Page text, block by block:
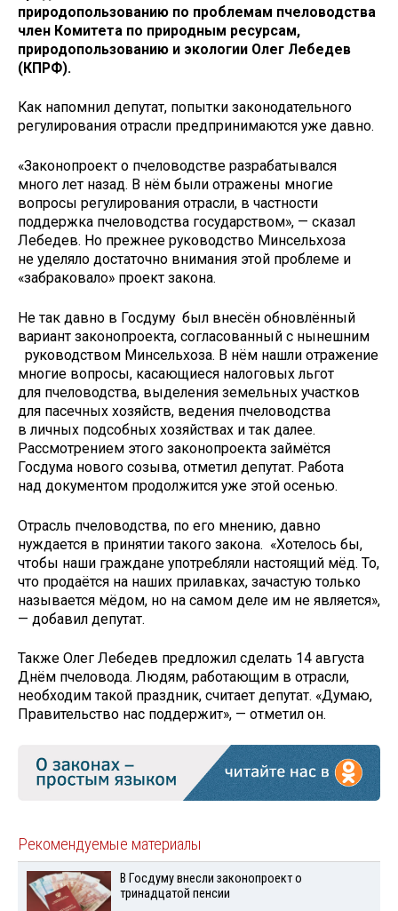
природопользованию по проблемам пчеловодства
член Комитета по природным ресурсам,
природопользованию и экологии Олег Лебедев
(КПРФ).
Как напомнил депутат, попытки законодательного
регулирования отрасли предпринимаются уже давно.
«Законопроект о пчеловодстве разрабатывался
много лет назад. В нём были отражены многие
вопросы регулирования отрасли, в частности
поддержка пчеловодства государством», — сказал
Лебедев. Но прежнее руководство Минсельхоза
не уделяло достаточно внимания этой проблеме и
«забраковало» проект закона.
Не так давно в Госдуму был внесён обновлённый
вариант законопроекта, согласованный с нынешним
руководством Минсельхоза. В нём нашли отражение
многие вопросы, касающиеся налоговых льгот
для пчеловодства, выделения земельных участков
для пасечных хозяйств, ведения пчеловодства
в личных подсобных хозяйствах и так далее.
Рассмотрением этого законопроекта займётся
Госдума нового созыва, отметил депутат. Работа
над документом продолжится уже этой осенью.
Отрасль пчеловодства, по его мнению, давно
нуждается в принятии такого закона. «Хотелось бы,
чтобы наши граждане употребляли настоящий мёд. То,
что продаётся на наших прилавках, зачастую только
называется мёдом, но на самом деле им не является»,
— добавил депутат.
Также Олег Лебедев предложил сделать 14 августа
Днём пчеловода. Людям, работающим в отрасли,
необходим такой праздник, считает депутат. «Думаю,
Правительство нас поддержит», — отметил он.
Рекомендуемые материалы
В Госдуму внесли законопроект о
тринадцатой пенсии